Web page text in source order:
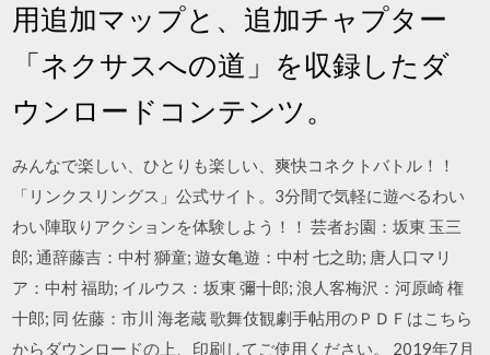
用追加マップと、追加チャプター
「ネクサスへの道」を収録したダ
ウンロードコンテンツ。
みんなで楽しい、ひとりも楽しい、爽快コネクトバトル！！
「リンクスリングス」公式サイト。3分間で気軽に遊べるわい
わい陣取りアクションを体験しよう！！ 芸者お園：坂東 玉三
郎; 通辞藤吉：中村 獅童; 遊女亀遊：中村 七之助; 唐人口マリ
ア：中村 福助; イルウス：坂東 彌十郎; 浪人客梅沢：河原崎 権
十郎; 同 佐藤：市川 海老蔵 歌舞伎観劇手帖用のＰＤＦはこちら
からダウンロードの上、印刷してご使用ください。 2019年7月